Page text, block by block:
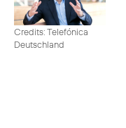
Credits: Telefónica
Deutschland